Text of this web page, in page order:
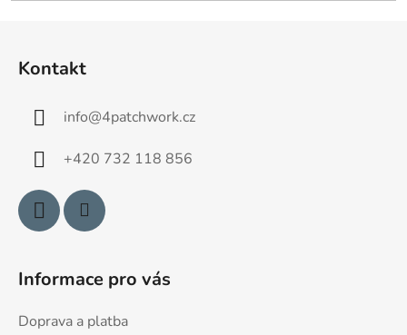
Kontakt
info@4patchwork.cz
+420 732 118 856
Informace pro vás
Doprava a platba